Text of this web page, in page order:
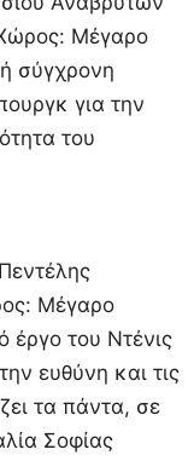
Μέγαρο
σύγχρονη
για την
του
Μέγαρο
έργο του Ντένις
ευθύνη και τις
τα πάντα, σε
Σοφίας